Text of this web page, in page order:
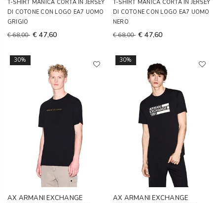
T-SHIRT MANICA CORTA IN JERSEY
DI COTONE CON LOGO EA7 UOMO
GRIGIO
€ 68,00 € 47,60
T-SHIRT MANICA CORTA IN JERSEY
DI COTONE CON LOGO EA7 UOMO
NERO
€ 68,00 € 47,60
30%
AX ARMANI EXCHANGE
30%
AX ARMANI EXCHANGE